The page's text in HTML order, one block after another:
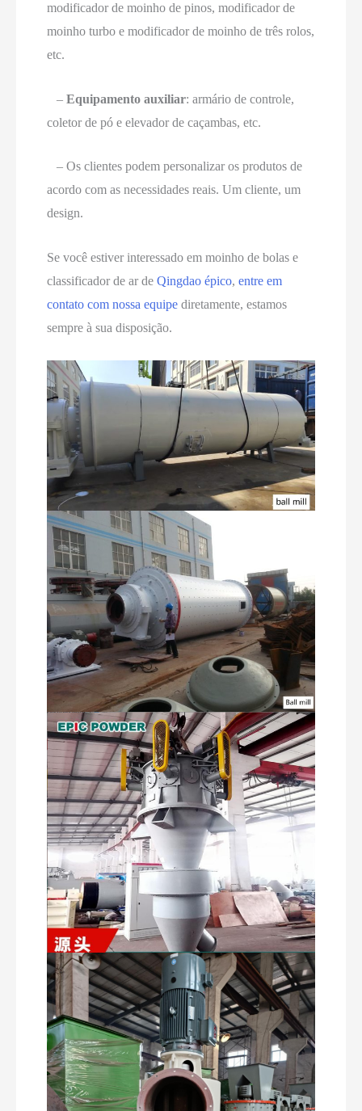
modificador de moinho de pinos, modificador de
moinho turbo e modificador de moinho de três rolos,
etc.
–Equipamento auxiliar: armário de controle,
coletor de pó e elevador de caçambas, etc.
– Os clientes podem personalizar os produtos de
acordo com as necessidades reais. Um cliente, um
design.
Se você estiver interessado em moinho de bolas e
classificador de ar deQingdao épico, entre em
contato com nossa equipe diretamente, estamos
sempre à sua disposição.